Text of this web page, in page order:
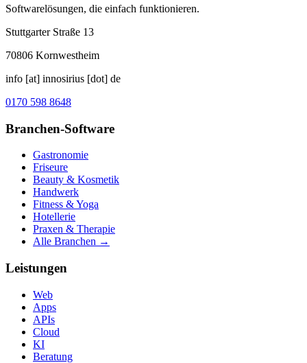
Softwarelösungen, die einfach funktionieren.
Stuttgarter Straße 13
70806 Kornwestheim
info [at] innosirius [dot] de
0170 598 8648
Branchen-Software
Gastronomie
Friseure
Beauty & Kosmetik
Handwerk
Fitness & Yoga
Hotellerie
Praxen & Therapie
Alle Branchen →
Leistungen
Web
Apps
APIs
Cloud
KI
Beratung